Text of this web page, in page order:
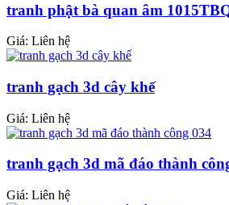
tranh phật bà quan âm
Giá: Liên hệ
tranh gạch 3d cây khế
Giá: Liên hệ
tranh gạch 3d mã đáo thành
Giá: Liên hệ